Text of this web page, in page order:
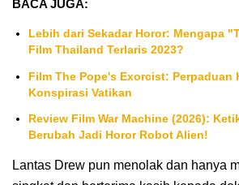
BACA JUGA:
Lebih dari Sekadar Horor: Mengapa
Film Thailand Terlaris 2023?
Film The Pope's Exorcist: Perpaduan
Konspirasi Vatikan
Review Film War Machine (2026):
Berubah Jadi Horor Robot Alien!
Lantas Drew pun menolak dan hanya